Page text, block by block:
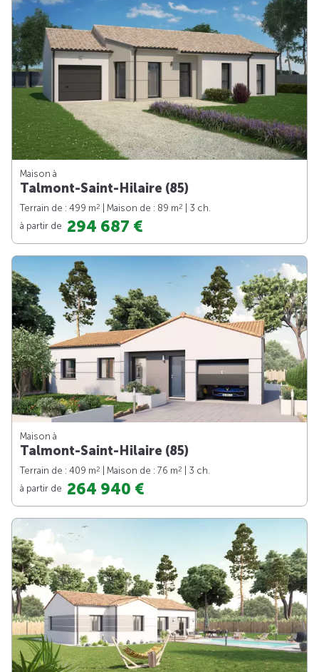
Maison à
Talmont-Saint-Hilaire (85)
Terrain de : 499 m2 | Maison de : 89 m2
| 3 ch.
à partir de 294 687 €
Maison à
Talmont-Saint-Hilaire (85)
Terrain de : 409 m2 | Maison de : 76 m2
| 3 ch.
à partir de 264 940 €